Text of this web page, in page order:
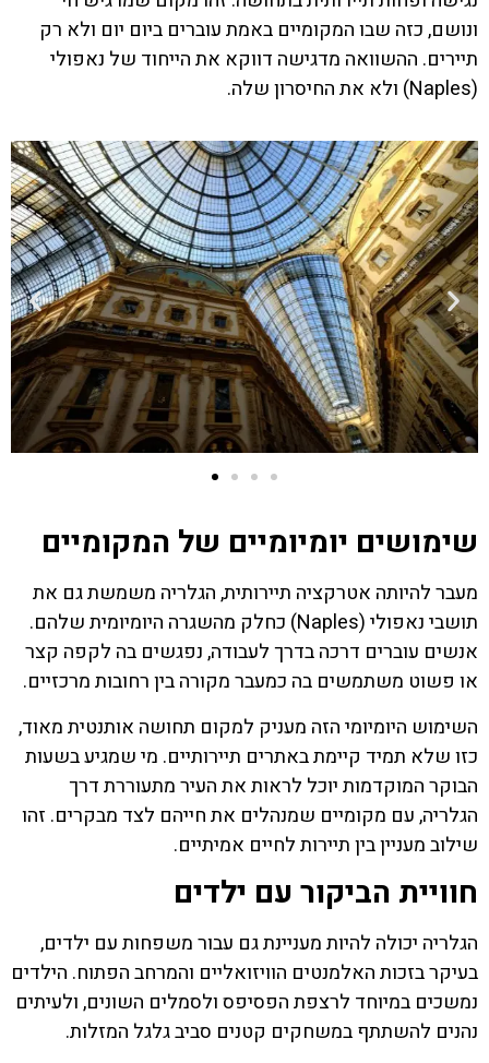
ונושם, כזה שבו המקומיים באמת עוברים ביום יום ולא רק
תיירים. ההשוואה מדגישה דווקא את הייחוד של נאפולי
(Naples) ולא את החיסרון שלה.
שימושים יומיומיים של המקומיים
מעבר להיותה אטרקציה תיירותית, הגלריה משמשת גם את
תושבי נאפולי (Naples) כחלק מהשגרה היומיומית שלהם.
אנשים עוברים דרכה בדרך לעבודה, נפגשים בה לקפה קצר
או פשוט משתמשים בה כמעבר מקורה בין רחובות מרכזיים.
השימוש היומיומי הזה מעניק למקום תחושה אותנטית מאוד,
כזו שלא תמיד קיימת באתרים תיירותיים. מי שמגיע בשעות
הבוקר המוקדמות יוכל לראות את העיר מתעוררת דרך
הגלריה, עם מקומיים שמנהלים את חייהם לצד מבקרים. זהו
שילוב מעניין בין תיירות לחיים אמיתיים.
חוויית הביקור עם ילדים
הגלריה יכולה להיות מעניינת גם עבור משפחות עם ילדים,
בעיקר בזכות האלמנטים הוויזואליים והמרחב הפתוח. הילדים
נמשכים במיוחד לרצפת הפסיפס ולסמלים השונים, ולעיתים
נהנים להשתתף במשחקים קטנים סביב גלגל המזלות.